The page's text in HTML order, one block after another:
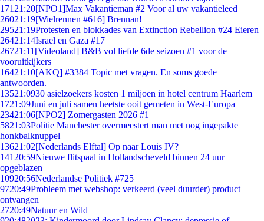
171 21:20[NPO1]Max Vakantieman #2 Voor al uw vakantieleed
26021:19[Wielrennen #616] Brennan!
29521:19Protesten en blokkades van Extinction Rebellion #24 Eieren
26421:14Israel en Gaza #17
26721:11 [Videoland] B&B vol liefde 6de seizoen #1 voor de
vooruitkijkers
16421:10[AKQ] #3384 Topic met vragen. En soms goede
antwoorden.
13521:0930 asielzoekers kosten 1 miljoen in hotel centrum Haarlem
1721:09Juni en juli samen heetste ooit gemeten in West-Europa
23421:06[NPO2] Zomergasten 2026 #1
5821:03Politie Manchester overmeestert man met nog ingepakte
honkbalknuppel
13621:02[Nederlands Elftal] Op naar Louis IV?
141 20:59Nieuwe flitspaal in Hollandscheveld binnen 24 uur
opgeblazen
10920:56Nederlandse Politiek #725
9720:49Probleem met webshop: verkeerd (veel duurder) product
ontvangen
2720:49Natuur en Wild